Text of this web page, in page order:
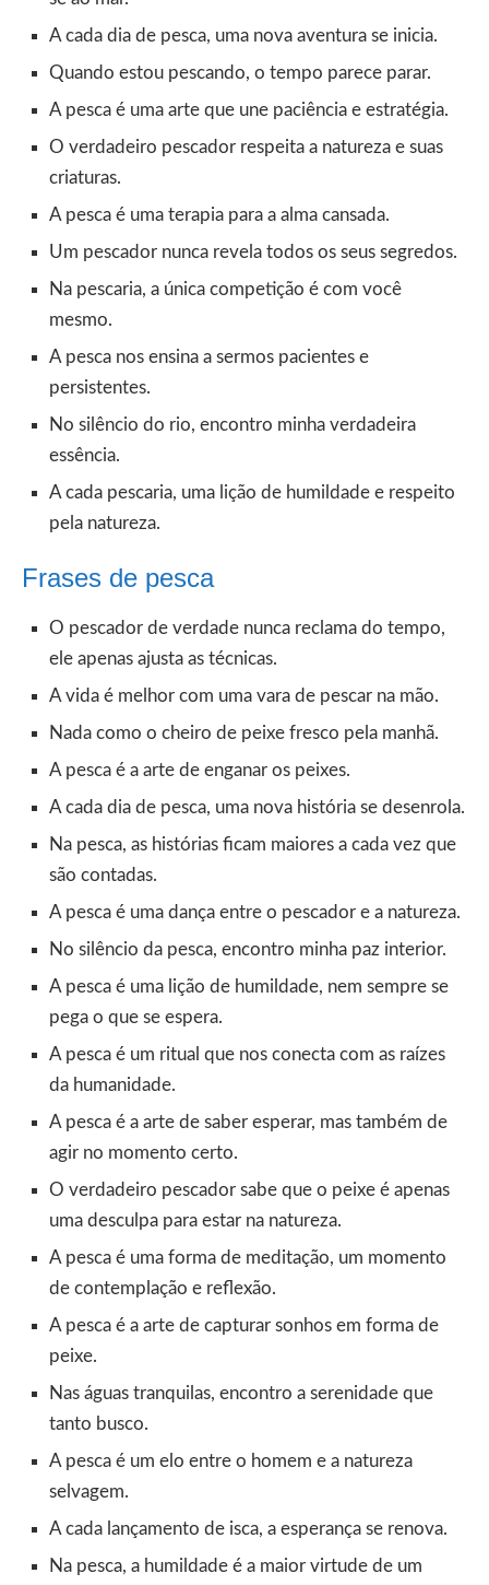
A cada dia de pesca, uma nova aventura se inicia.
Quando estou pescando, o tempo parece parar.
A pesca é uma arte que une paciência e estratégia.
O verdadeiro pescador respeita a natureza e suas
criaturas.
A pesca é uma terapia para a alma cansada.
Um pescador nunca revela todos os seus segredos.
Na pescaria, a única competição é com você
mesmo.
A pesca nos ensina a sermos pacientes e
persistentes.
No silêncio do rio, encontro minha verdadeira
essência.
A cada pescaria, uma lição de humildade e respeito
pela natureza.
Frases de pesca
O pescador de verdade nunca reclama do tempo,
ele apenas ajusta as técnicas.
A vida é melhor com uma vara de pescar na mão.
Nada como o cheiro de peixe fresco pela manhã.
A pesca é a arte de enganar os peixes.
A cada dia de pesca, uma nova história se desenrola.
Na pesca, as histórias ficam maiores a cada vez que
são contadas.
A pesca é uma dança entre o pescador e a natureza.
No silêncio da pesca, encontro minha paz interior.
A pesca é uma lição de humildade, nem sempre se
pega o que se espera.
A pesca é um ritual que nos conecta com as raízes
da humanidade.
A pesca é a arte de saber esperar, mas também de
agir no momento certo.
O verdadeiro pescador sabe que o peixe é apenas
uma desculpa para estar na natureza.
A pesca é uma forma de meditação, um momento
de contemplação e reflexão.
A pesca é a arte de capturar sonhos em forma de
peixe.
Nas águas tranquilas, encontro a serenidade que
tanto busco.
A pesca é um elo entre o homem e a natureza
selvagem.
A cada lançamento de isca, a esperança se renova.
Na pesca, a humildade é a maior virtude de um